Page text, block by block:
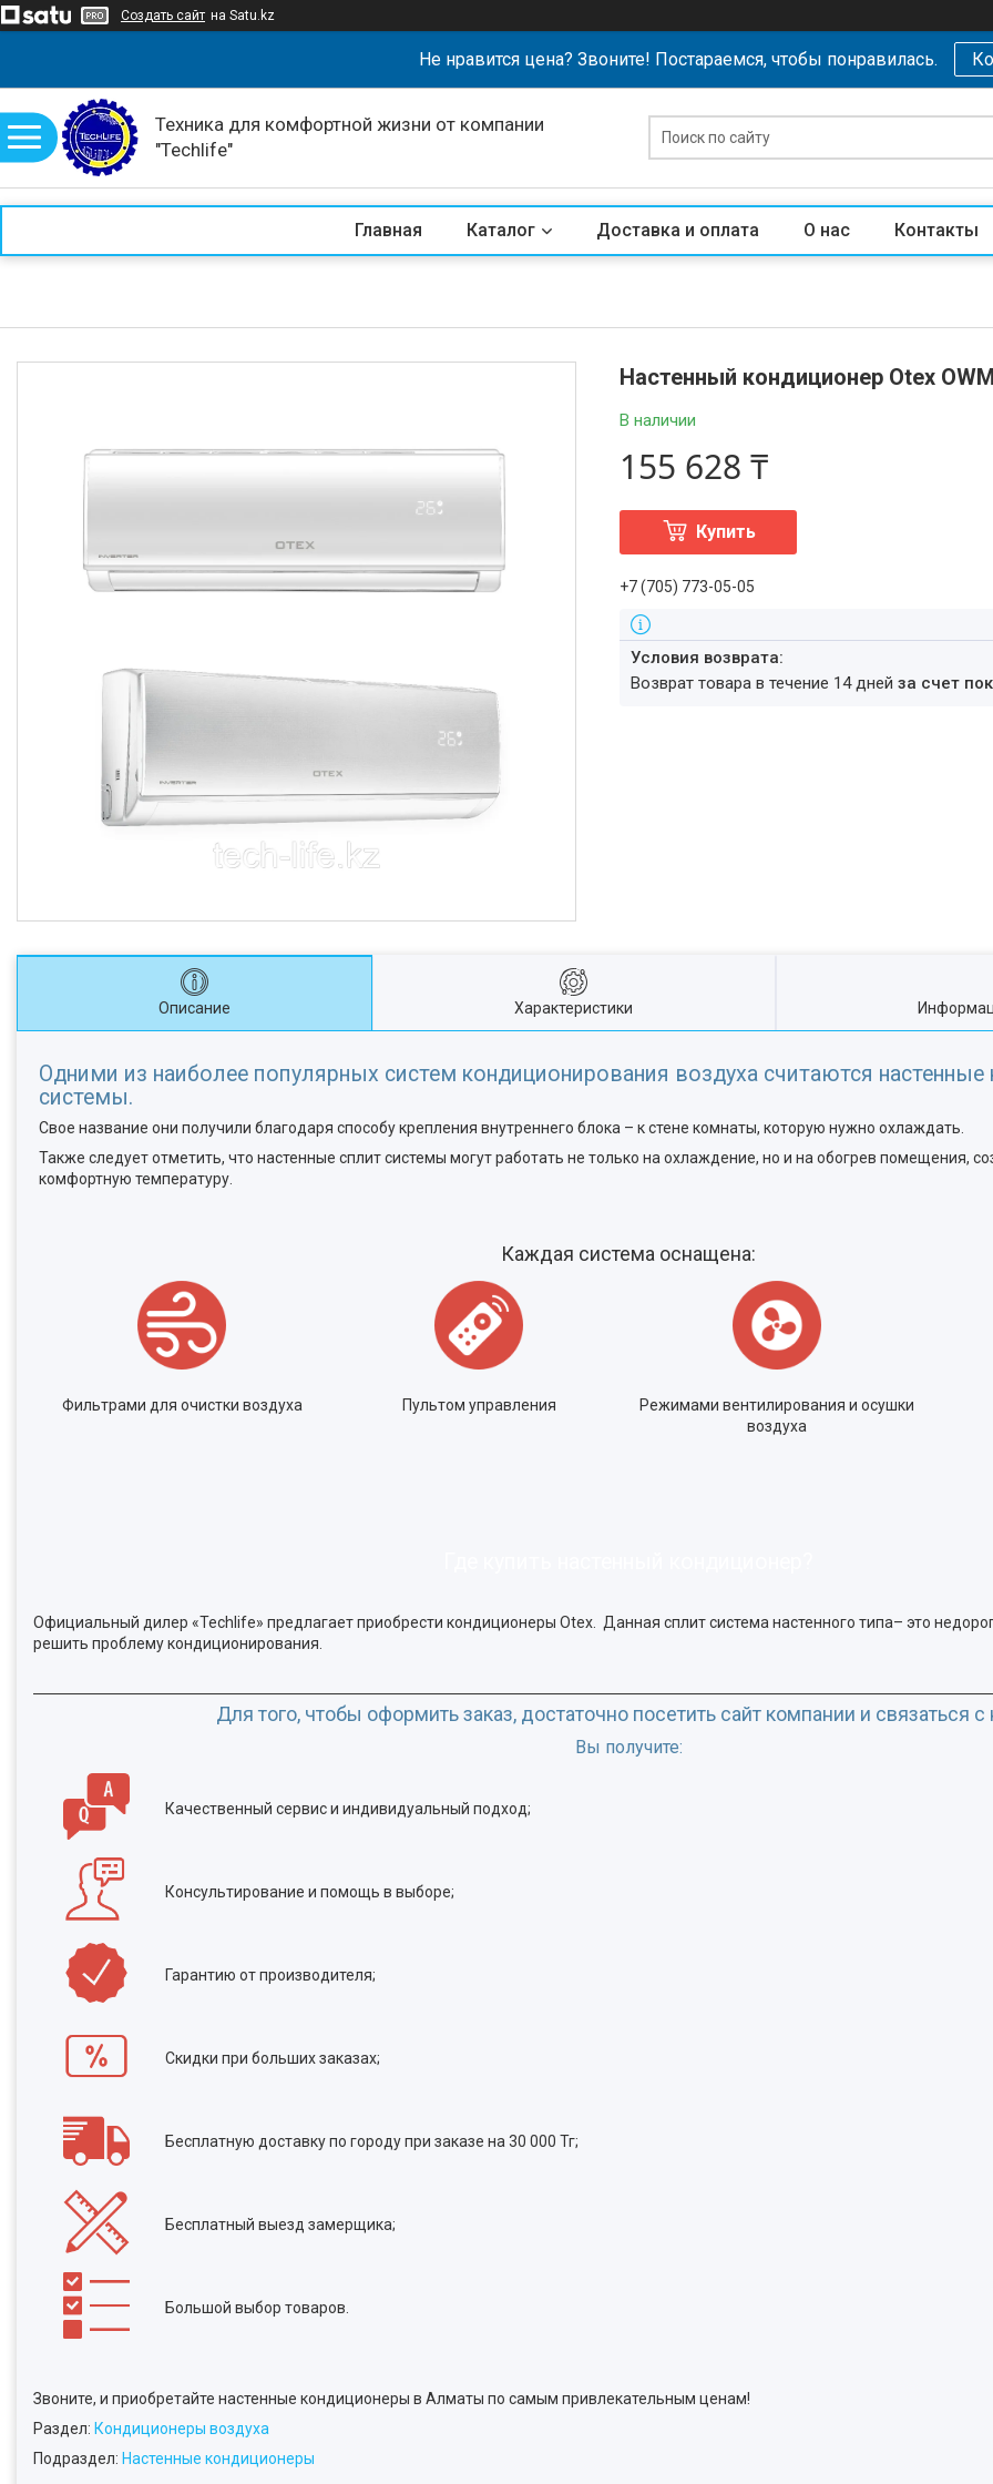
Создать сайт на Satu.kz
Не нравится цена? Звоните! Постараемся, чтобы понравилась.
Техника для комфортной жизни от компании
"Techlife"
Главная Каталог Доставка и оплата О нас Контакты
Настенный кондиционер Otex
В наличии
155 628 ₸
Купить
+7 (705) 773-05-05
возврат товара в течение 14 днейза счет
Описание Характеристики
Одними из наиболее популярных систем кондиционирования воздуха считаются
системы.
Свое название они получили благодаря способу крепления внутреннего блока – к стене комнаты, которую нужно охлаждать.
Также следует отметить, что настенные сплит системы могут работать не только на охлаждение, но и на обогрев помещения,
комфортную температуру.
Каждая система оснащена:
Фильтрами для очистки воздуха Пультом управления
Режимами вентилирования и осушки
воздуха
Официальный дилер «Techlife» предлагает приобрести кондиционеры Otex. Данная сплит система настенного типа– это
решить проблему кондиционирования.
Для того, чтобы оформить заказ, достаточно посетить сайт компании и связаться с
Вы получите:
Качественный сервис и индивидуальный подход;
Консультирование и помощь в выборе;
Гарантию от производителя;
Скидки при больших заказах;
Бесплатную доставку по городу при заказе на 30 000 Тг;
Бесплатный выезд замерщика;
Большой выбор товаров.
Звоните, и приобретайте настенные кондиционеры в Алматы по самым привлекательным ценам!
Раздел: Кондиционеры воздуха
Подраздел: Настенные кондиционеры